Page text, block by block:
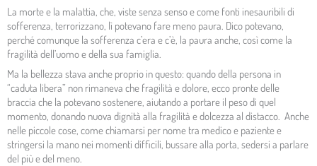
La morte e la malattia, che, viste senza senso e come fonti inesauribili di
sofferenza, terrorizzano, lì potevano fare meno paura. Dico potevano,
perché comunque la sofferenza c’era e c’è, la paura anche, così come la
fragilità dell’uomo e della sua famiglia.
Ma la bellezza stava anche proprio in questo: quando della persona in
“caduta libera” non rimaneva che fragilità e dolore, ecco pronte delle
braccia che la potevano sostenere, aiutando a portare il peso di quel
momento, donando nuova dignità alla fragilità e dolcezza al distacco. Anche
nelle piccole cose, come chiamarsi per nome tra medico e paziente e
stringersi la mano nei momenti difficili, bussare alla porta, sedersi a parlare
del più e del meno.